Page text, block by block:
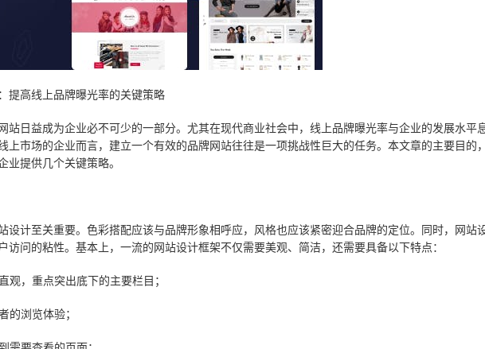
提高线上品牌曝光率的关键策略
站日益成为企业必不可少的一部分。尤其在现代商业社会中，线上品牌曝光率与企业的发展水平
上市场的企业而言，建立一个有效的品牌网站往往是一项挑战性巨大的任务。本文章的主要目的
提供几个关键策略。
设计至关重要。色彩搭配应该与品牌形象相呼应，风格也应该紧密迎合品牌的定位。同时，网站
访问的粘性。基本上，一流的网站设计框架不仅需要美观、简洁，还需要具备以下特点：
观，重点突出底下的主要栏目；
的浏览体验；